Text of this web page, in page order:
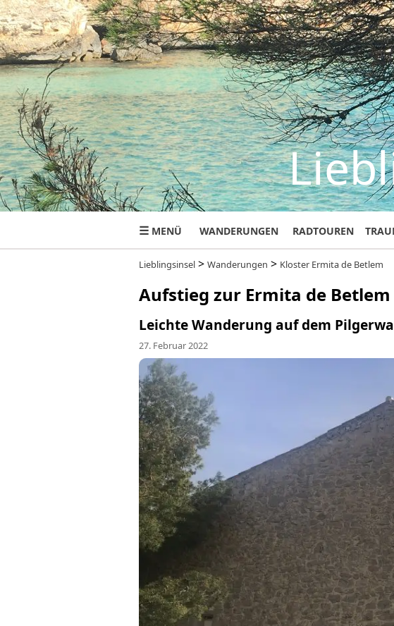
☰ MENÜ WANDERUNGEN RADTOUREN
Lieblingsinsel > Wanderungen > Kloster Ermita de Betlem
Aufstieg zur Ermita de Betlem
Leichte Wanderung auf dem
27. Februar 2022